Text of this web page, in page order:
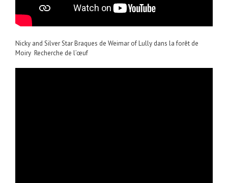
Nicky and Silver Star Braques de Weimar of Lully dans la forêt de
Moiry Recherche de l’œuf